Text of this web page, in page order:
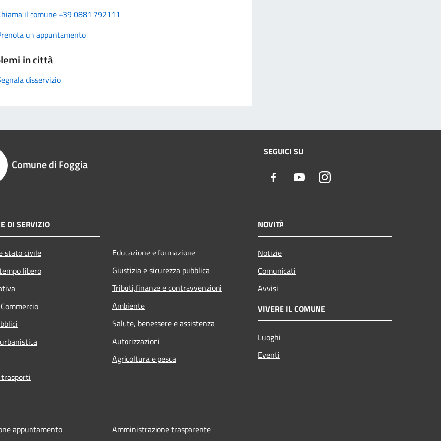
il comune +39 0881 792111
un appuntamento
in città
disservizio
Comune di Foggia
SEGUICI SU
Facebook YoutubeInstagram
DI SERVIZIO
stato civile
libero
Educazione e formazione
Giustizia e sicurezza pubblica
Tributi,finanze e contravvenzioni
Ambiente
Salute, benessere e assistenza
Autorizzazioni
Agricoltura e pesca
NOVITÀ
Notizie
Comunicati
Avvisi
VIVERE IL COMUNE
Luoghi
Eventi
appuntamento
Amministrazione trasparente